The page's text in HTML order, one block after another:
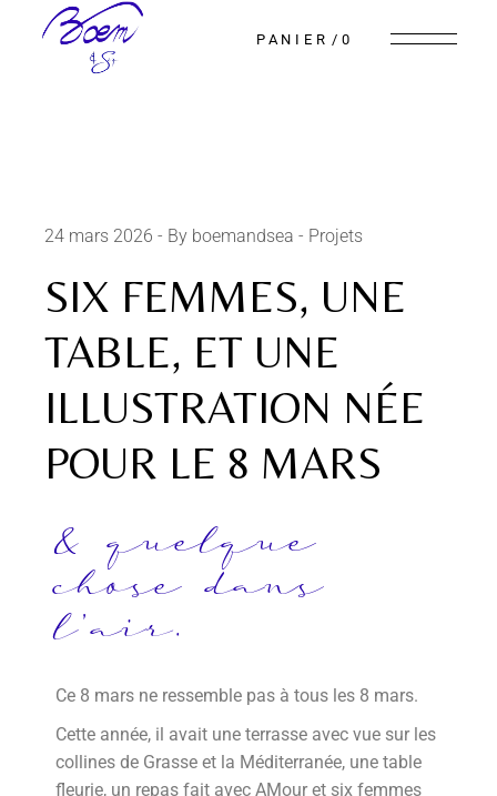
PANIER 0
24 mars 2026 By boemandsea Projets
SIX FEMMES, UNE
TABLE, ET UNE
ILLUSTRATION NÉE
POUR LE 8 MARS
& quelque
chose dans
l'air.
Ce 8 mars ne ressemble pas à tous les 8 mars.
Cette année, il avait une terrasse avec vue sur les
collines de Grasse et la Méditerranée, une table
fleurie, un repas fait avec AMour et six femmes